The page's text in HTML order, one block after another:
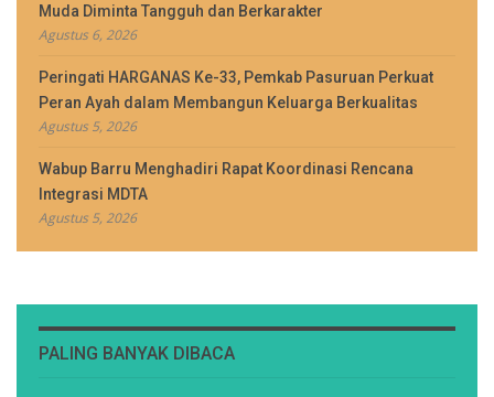
Muda Diminta Tangguh dan Berkarakter
Agustus 6, 2026
Peringati HARGANAS Ke-33, Pemkab Pasuruan Perkuat
Peran Ayah dalam Membangun Keluarga Berkualitas
Agustus 5, 2026
Wabup Barru Menghadiri Rapat Koordinasi Rencana
Integrasi MDTA
Agustus 5, 2026
PALING BANYAK DIBACA